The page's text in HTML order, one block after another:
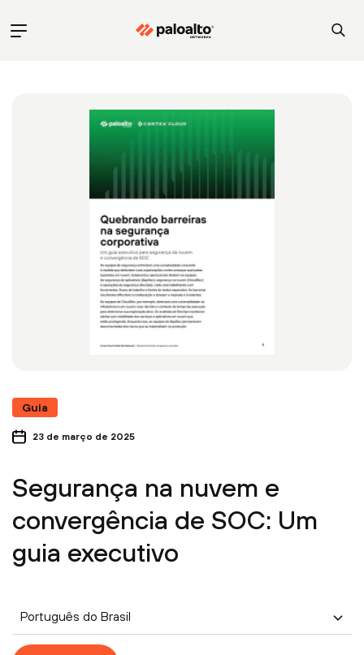
Guia
23 de março de 2025
Segurança na nuvem e
convergência de SOC: Um
guia executivo
Português do Brasil